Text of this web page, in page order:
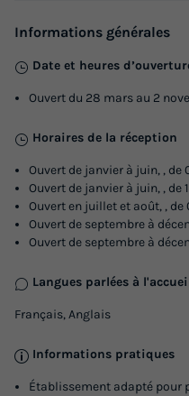
Informations générales
Date et heures
Ouvert du 28 mars au 2
Horaires de la réception
Ouvert de janvier à juin, , de
Ouvert de janvier à juin, , de
Ouvert en juillet et août, , de
Ouvert de septembre à
Ouvert de septembre à
Langues parlées à
Français, Anglais
Informations pratiques
Établissement adapté pour